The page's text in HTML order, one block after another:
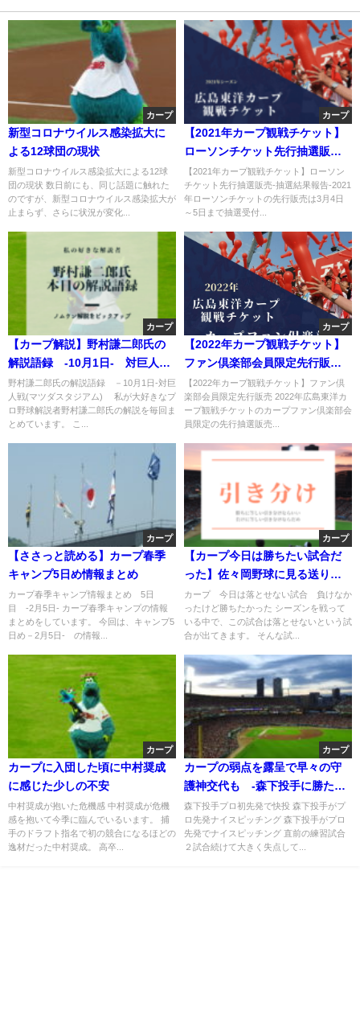
カープ
新型コロナウイルス感染拡大に
よる12球団の現状
新型コロナウイルス感染拡大による12球
団の現状 数日前にも、同じ話題に触れた
のですが、新型コロナウイルス感染拡大が
止まらず、さらに状況が変化...
カープ
【2021年カープ観戦チケット】
ローソンチケット先行抽選販売-
抽選結果報告-
【2021年カープ観戦チケット】ローソン
チケット先行抽選販売-抽選結果報告-2021
年ローソンチケットの先行販売は3月4日
～5日まで抽選受付...
カープ
【カープ解説】野村謙二郎氏の
解説語録 -10月1日- 対巨人戦
(マツダスタジアム)
野村謙二郎氏の解説語録 －10月1日-対巨
人戦(マツダスタジアム) 私が大好きなプ
ロ野球解説者野村謙二郎氏の解説を毎回ま
とめています。 こ...
カープ
【2022年カープ観戦チケット】
ファン倶楽部会員限定先行販売
抽選報告
【2022年カープ観戦チケット】ファン倶
楽部会員限定先行販売 2022年広島東洋カ
ープ観戦チケットのカープファン倶楽部会
員限定の先行抽選販売...
カープ
【ささっと読める】カープ春季
キャンプ5日め情報まとめ
カープ春季キャンプ情報まとめ 5日
目 -2月5日- カープ春季キャンプの情報
まとめをしています。 今回は、キャンプ5
日め－2月5日- の情報...
カープ
【カープ今日は勝ちたい試合だ
った】佐々岡野球に見る送りバ
ントは堅実な戦略というより弱
気にしか見えない
カープ 今日は落とせない試合 負けなか
ったけど勝ちたかった シーズンを戦って
いる中で、この試合は落とせないという試
合が出てきます。 そんな試...
カープ
カープに入団した頃に中村奨成
に感じた少しの不安
中村奨成が抱いた危機感 中村奨成が危機
感を抱いて今季に臨んでいるいます。 捕
手のドラフト指名で初の競合になるほどの
逸材だった中村奨成。 高卒...
カープ
カープの弱点を露呈で早々の守
護神交代も -森下投手に勝たせ
てあげたかった-
森下投手プロ初先発で快投 森下投手がプ
ロ先発ナイスピッチング 森下投手がプロ
先発でナイスピッチング 直前の練習試合
２試合続けて大きく失点して...